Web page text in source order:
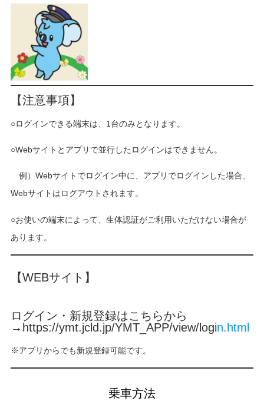
【注意事項】
○ログインできる端末は、1台のみとなります。
○Webサイトとアプリで並行したログインはできません。
例）Webサイトでログイン中に、アプリでログインした場合、
Webサイトはログアウトされます。
○お使いの端末によって、生体認証がご利用いただけない場合が
あります。
【WEBサイト】
ログイン・新規登録はこちらから
→ https://ymt.jcld.jp/YMT_APP/view/login.html
※アプリからでも新規登録可能です。
乗車方法